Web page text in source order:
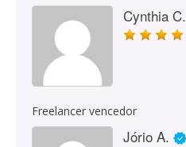
Cynthia C.
Freelancer vencedor
Jório A.